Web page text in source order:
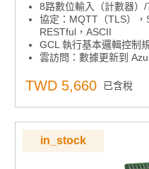
8路數位輸入（計數器）/
協定：MQTT（TLS），
RESTful，ASCII
GCL 執行基本邏輯控制
雲訪問：數據更新到
用於映射 I/O 狀態的對等
內置網路伺服器
用於恢復系統的看門狗
TWD 5,660 已含稅
in_stock